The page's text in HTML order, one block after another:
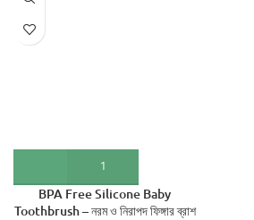
BPA Free Silicone Baby
Toothbrush – নরম ও নিরাপদ ফিঙ্গার ব্রাশ